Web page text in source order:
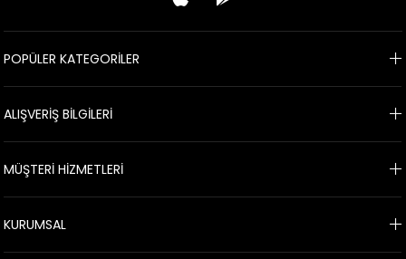
POPÜLER KATEGORİLER
ALIŞVERİŞ BİLGİLERİ
MÜŞTERİ HİZMETLERİ
KURUMSAL